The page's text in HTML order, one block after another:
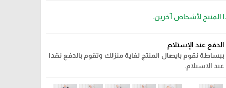
المنتج لأشخاص آخرين.
الدفع عند الإستلام
ببساطة نقوم بايصال المنتج لغاية منزلك وتقوم بالدفع نقدا
عند الاستلام.